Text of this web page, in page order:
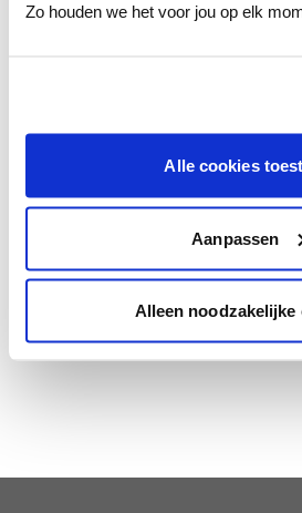
Zo houden we het voor jou op elk
Alle cookies
Aanpassen
Alleen noodzakelijke
Kleuradvies
en je meubels.
Krijg ineens een
van je muren.